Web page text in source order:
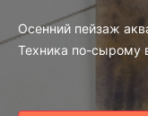
Осенний пейзаж
Техника по-сырому